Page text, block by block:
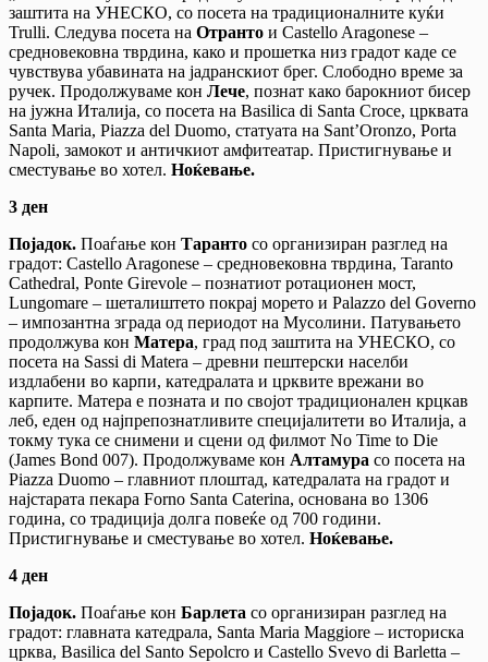
заштита на УНЕСКО, со посета на традиционалните куќи
Trulli. Следува посета на Отранто и Castello Aragonese –
средновековна тврдина, како и прошетка низ градот каде се
чувствува убавината на јадранскиот брег. Слободно време за
ручек. Продолжуваме кон Лече, познат како барокниот бисер
на јужна Италија, со посета на Basilica di Santa Croce, црквата
Santa Maria, Piazza del Duomo, статуата на Sant’Oronzo, Porta
Napoli, замокот и античкиот амфитеатар. Пристигнување и
сместување во хотел. Ноќевање.
3 ден
Појадок. Поаѓање кон Таранто со организиран разглед на
градот: Castello Aragonese – средновековна тврдина, Taranto
Cathedral, Ponte Girevole – познатиот ротационен мост,
Lungomare – шеталиштето покрај морето и Palazzo del Governo
– импозантна зграда од периодот на Мусолини. Патувањето
продолжува кон Матера, град под заштита на УНЕСКО, со
посета на Sassi di Matera – древни пештерски населби
издлабени во карпи, катедралата и црквите врежани во
карпите. Матера е позната и по својот традиционален крцкав
леб, еден од најпрепознатливите специјалитети во Италија, а
токму тука се снимени и сцени од филмот No Time to Die
(James Bond 007). Продолжуваме кон Алтамура со посета на
Piazza Duomo – главниот плоштад, катедралата на градот и
најстарата пекара Forno Santa Caterina, основана во 1306
година, со традиција долга повеќе од 700 години.
Пристигнување и сместување во хотел. Ноќевање.
4 ден
Појадок. Поаѓање кон Барлета со организиран разглед на
градот: главната катедрала, Santa Maria Maggiore – историска
црква, Basilica del Santo Sepolcro и Castello Svevo di Barletta –